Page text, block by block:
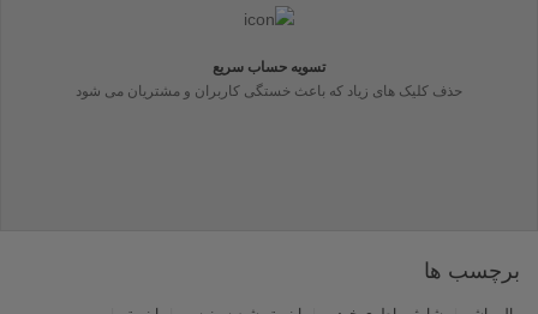
تسویه حساب سریع
حذف کلیک های زیاد که باعث خستگی کاربران و مشتریان می شود
برچسب ها